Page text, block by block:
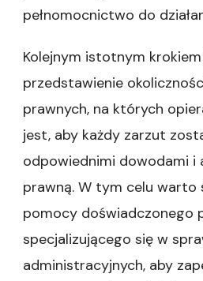
pełnomocnictwo do
Kolejnym istotnym
przedstawienie
prawnych, na których
jest, aby każdy zarzut
odpowiednimi dowodami i
prawną. W tym celu warto
pomocy doświadczonego
specjalizującego się w
administracyjnych, aby